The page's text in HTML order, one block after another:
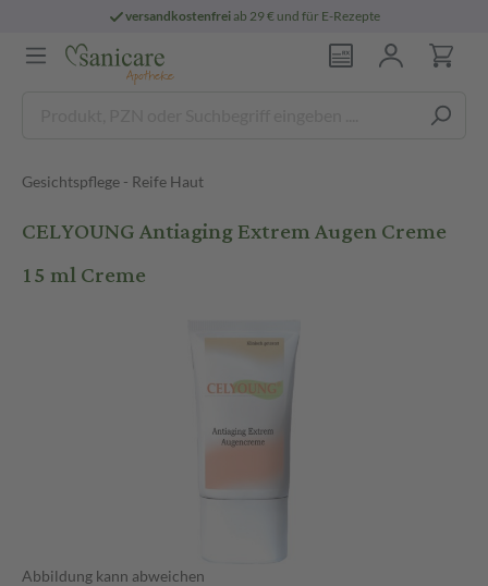
versandkostenfreiab 29 € und für E-Rezepte
Gesichtspflege - Reife Haut
CELYOUNG Antiaging Extrem Augen Creme
15 ml Creme
Abbildung kann abweichen